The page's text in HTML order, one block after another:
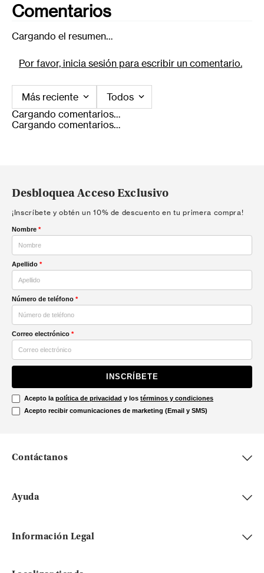
Comentarios
Cargando el resumen…
Por favor, inicia sesión para escribir un comentario.
Más reciente
Todos
Cargando comentarios…
Cargando comentarios…
Desbloquea Acceso Exclusivo
¡Inscríbete y obtén un 10% de descuento en tu primera compra!
Nombre *
Apellido *
Número de teléfono *
Correo electrónico *
INSCRÍBETE
Acepto la política de privacidad y los términos y condiciones
Acepto recibir comunicaciones de marketing (Email y SMS)
Contáctanos
Ayuda
Información Legal